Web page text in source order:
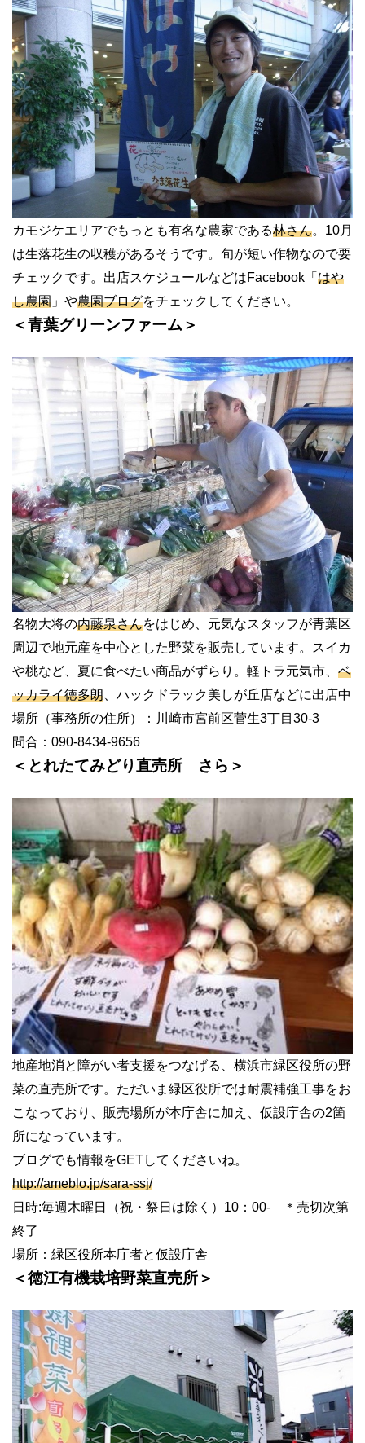
カモジケエリアでもっとも有名な農家である林さん。10月
は生落花生の収穫があるそうです。旬が短い作物なので要
チェックです。出店スケジュールなどはFacebook「 はや
し農園 」や農園ブログをチェックしてください。
＜青葉グリーンファーム＞
名物大将の内藤泉さんをはじめ、元気なスタッフが青葉区
周辺で地元産を中心とした野菜を販売しています。スイカ
や桃など、夏に食べたい商品がずらり。軽トラ元気市、 ベ
ッカライ徳多朗、ハックドラック美しが丘店などに出店中
場所（事務所の住所）：川崎市宮前区菅生3丁目30-3
問合：090-8434-9656
＜とれたてみどり直売所 さら＞
地産地消と障がい者支援をつなげる、横浜市緑区役所の野
菜の直売所です。ただいま緑区役所では耐震補強工事をお
こなっており、販売場所が本庁舎に加え、仮設庁舎の2箇
所になっています。
ブログでも情報をGETしてくださいね。
http://ameblo.jp/sara-ssj/
日時:毎週木曜日（祝・祭日は除く）10：00- ＊売切次第
終了
場所：緑区役所本庁者と仮設庁舎
＜徳江有機栽培野菜直売所＞